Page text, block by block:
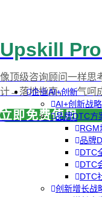
企业AI+创新
AI+创新战略
品牌DTC方
RGM
品牌
DTC
DTC
DTC
创新增长战
Upskill
像顶级咨询顾问一样
计→落地指南，一气呵
立即免费使用